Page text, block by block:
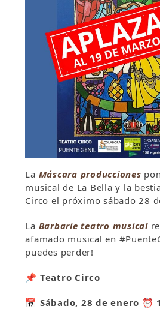
La Máscara producciones
musical de La Bella y la
Circo el próximo sábado 28
La Barbarie teatro musical
afamado musical en
puedes perder!
📌 Teatro Circo
📅 Sábado, 28 de enero ⏰